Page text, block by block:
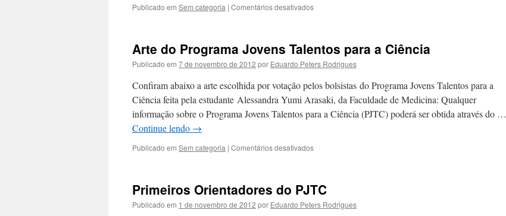
Publicado em Sem categoria | Comentários desativadosem
Programa
Jovens
Talentos
para
a
Ciência
Arte do Programa Jovens Talentos para a Ciência
Publicado em 7 de novembro de 2012 por Eduardo Peters Rodrigues
Confiram abaixo a arte escolhida por votação pelos bolsistas do Programa Jovens Talentos para a
Ciência feita pela estudante Alessandra Yumi Arasaki, da Faculdade de Medicina: Qualquer
informação sobre o Programa Jovens Talentos para a Ciência (PJTC) poderá ser obtida através do …
Continue lendo →
Publicado em Sem categoria | Comentários desativadosem
Jovens
Talentos
para
Primeiros Orientadores do PJTC
Publicado em 1 de novembro de 2012 por Eduardo Peters Rodrigues